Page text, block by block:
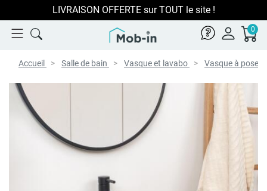
LIVRAISON OFFERTE sur TOUT le site !
0
Accueil Salle de bain Vasque et lavabo Vasque à poser